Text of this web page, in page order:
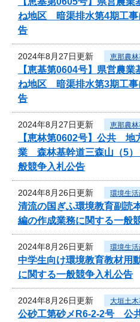
ね地区 暗渠排水第4期工事
告
2024年8月27日更新 恵那農
【恵基第0604号】県営農
ね地区 暗渠排水第3期工事
告
2024年8月27日更新 恵那農
【恵林第0602号】公共 地
業 森林基幹道三森山（5）
般競争入札公告
2024年8月26日更新 環境生
清流の国ぎふ環境教育副読
編の作成業務に関する一般
2024年8月26日更新 環境生
中学生向け環境教育教材用
に関する一般競争入札公告
2024年8月26日更新 大垣土
公砂工第砂メR6-2-2号 公